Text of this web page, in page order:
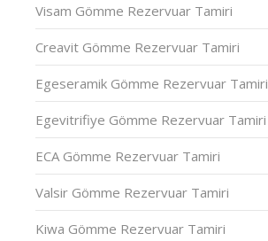
Visam Gömme Rezervuar Tamiri
Creavit Gömme Rezervuar Tamiri
Egeseramik Gömme Rezervuar Tamiri
Egevitrifiye Gömme Rezervuar Tamiri
ECA Gömme Rezervuar Tamiri
Valsir Gömme Rezervuar Tamiri
Kiwa Gömme Rezervuar Tamiri